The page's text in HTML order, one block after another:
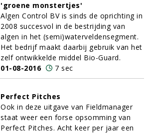
'groene monstertjes'
Algen Control BV is sinds de oprichting in
2008 succesvol in de bestrijding van
algen in het (semi)waterveldensegment.
Het bedrijf maakt daarbij gebruik van het
zelf ontwikkelde middel Bio-Guard.
01-08-2016
7 sec
Perfect Pitches
Ook in deze uitgave van Fieldmanager
staat weer een forse opsomming van
Perfect Pitches. Acht keer per jaar een